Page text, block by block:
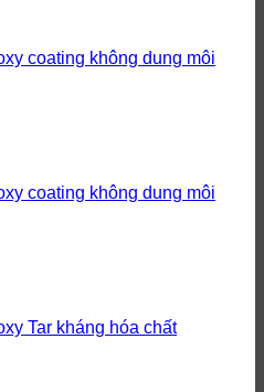
coating không dung môi
coating không dung môi
Tar kháng hóa chất